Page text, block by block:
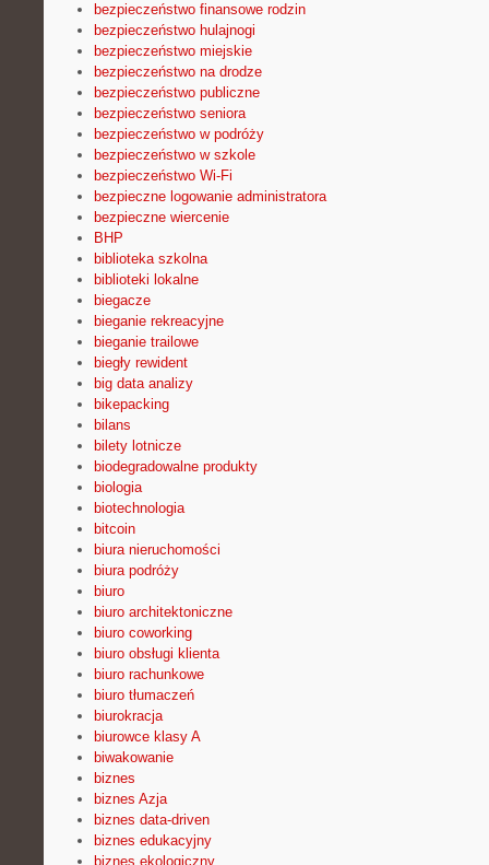
bezpieczeństwo finansowe rodzin
bezpieczeństwo hulajnogi
bezpieczeństwo miejskie
bezpieczeństwo na drodze
bezpieczeństwo publiczne
bezpieczeństwo seniora
bezpieczeństwo w podróży
bezpieczeństwo w szkole
bezpieczeństwo Wi-Fi
bezpieczne logowanie administratora
bezpieczne wiercenie
BHP
biblioteka szkolna
biblioteki lokalne
biegacze
bieganie rekreacyjne
bieganie trailowe
biegły rewident
big data analizy
bikepacking
bilans
bilety lotnicze
biodegradowalne produkty
biologia
biotechnologia
bitcoin
biura nieruchomości
biura podróży
biuro
biuro architektoniczne
biuro coworking
biuro obsługi klienta
biuro rachunkowe
biuro tłumaczeń
biurokracja
biurowce klasy A
biwakowanie
biznes
biznes Azja
biznes data-driven
biznes edukacyjny
biznes ekologiczny